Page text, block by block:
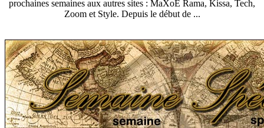
prochaines semaines aux autres sites : MaXoE Rama, Kissa, Tech,
Zoom et Style. Depuis le début de ...